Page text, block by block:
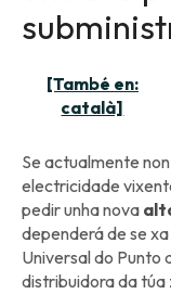
[També en:
català]
Se actualmente
electricidade
pedir unha nova
dependerá de se
Universal do Punto
distribuidora da túa